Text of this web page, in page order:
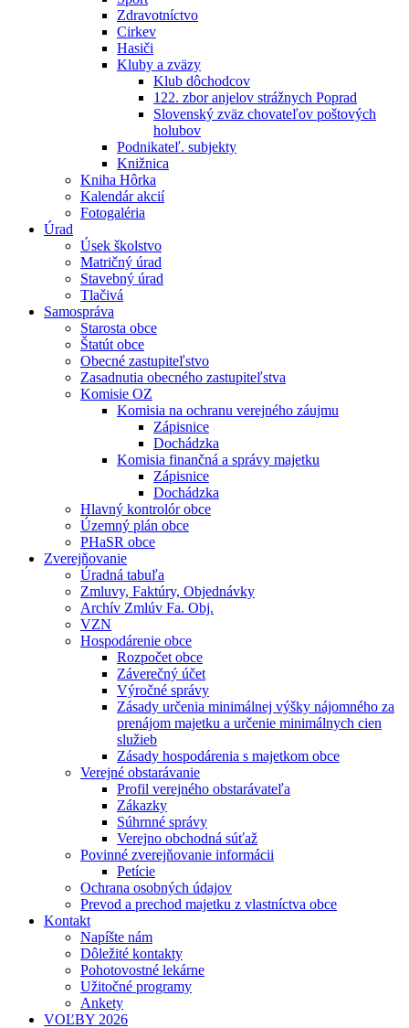
Zdravotníctvo
Cirkev
Hasiči
Kluby a zväzy
Klub dôchodcov
122. zbor anjelov strážnych Poprad
Slovenský zväz chovateľov poštových
holubov
Podnikateľ. subjekty
Knižnica
Kniha Hôrka
Kalendár akcií
Fotogaléria
Úrad
Úsek školstvo
Matričný úrad
Stavebný úrad
Tlačivá
Samospráva
Starosta obce
Štatút obce
Obecné zastupiteľstvo
Zasadnutia obecného zastupiteľstva
Komisie OZ
Komisia na ochranu verejného záujmu
Zápisnice
Dochádzka
Komisia finančná a správy majetku
Zápisnice
Dochádzka
Hlavný kontrolór obce
Územný plán obce
PHaSR obce
Zverejňovanie
Úradná tabuľa
Zmluvy, Faktúry, Objednávky
Archív Zmlúv Fa. Obj.
VZN
Hospodárenie obce
Rozpočet obce
Záverečný účet
Výročné správy
Zásady určenia minimálnej výšky nájomného za
prenájom majetku a určenie minimálnych cien
služieb
Zásady hospodárenia s majetkom obce
Verejné obstarávanie
Profil verejného obstarávateľa
Zákazky
Súhrnné správy
Verejno obchodná súťaž
Povinné zverejňovanie informácii
Petície
Ochrana osobných údajov
Prevod a prechod majetku z vlastníctva obce
Kontakt
Napíšte nám
Dôležité kontakty
Pohotovostné lekárne
Užitočné programy
Ankety
VOĽBY 2026